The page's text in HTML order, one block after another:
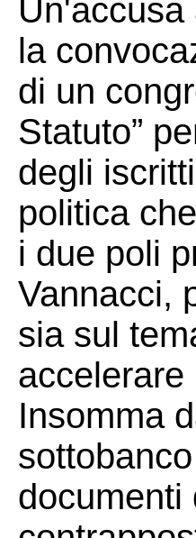
Un'accusa
la
di un
Statuto”
degli
politica
i due poli
Vannacci,
sia sul
accelerare
Insomma
documenti